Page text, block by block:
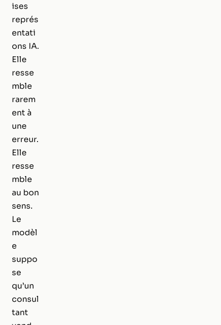
ises
représ
entati
ons IA.
Elle
resse
mble
rarem
ent à
une
erreur.
Elle
resse
mble
au bon
sens.
Le
modèl
e
suppo
se
qu’un
consul
tant